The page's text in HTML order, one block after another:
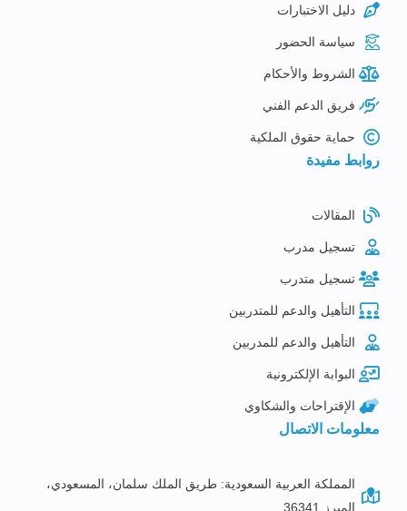
دليل الاختبارات
سياسة الحضور
الشروط والأحكام
فريق الدعم الفني
حماية حقوق الملكية
روابط مفيدة
المقالات
تسجيل مدرب
تسجيل متدرب
التأهيل والدعم للمتدربين
التأهيل والدعم للمدربين
البوابة الإلكترونية
الإقتراحات والشكاوي
معلومات الاتصال
المملكة العربية السعودية: طريق الملك سلمان، المسعودي،
المبرز 36341